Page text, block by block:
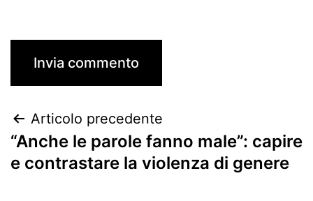
Articolo precedente
“Anche le parole fanno male”: capire
e contrastare la violenza di genere